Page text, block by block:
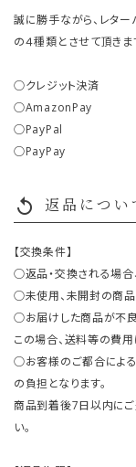
誠に勝手ながら、レタ
の４種類とさせて頂きま
○クレジット決済
○AmazonPay
○PayPal
○PayPay
replay 返品につい
【交換条件】
○返品・交換される場合
○未使用、未開封の商品
○お届けした商品が不良
この場合、送料等の費
○お客様のご都合による
の負担となります。
商品到着後7日以内にご
い。